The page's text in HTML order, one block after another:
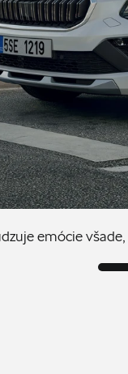
emócie